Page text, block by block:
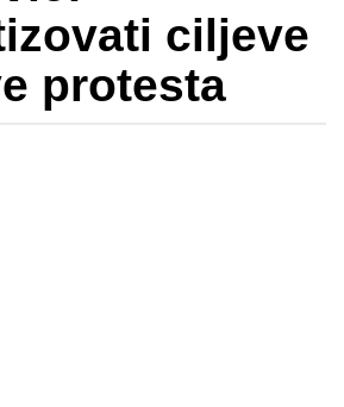
ciljeve
protesta